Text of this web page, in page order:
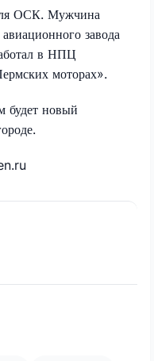
ОСК. Мужчина
завода
в НПЦ
моторах».
будет новый